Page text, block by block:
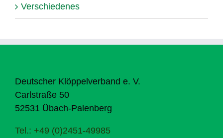
Verschiedenes
Deutscher Klöppelverband e. V.
Carlstraße 50
52531 Übach-Palenberg
Tel.: +49 (0)2451-49985